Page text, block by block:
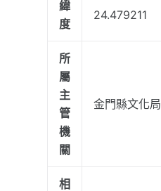
緯
度
24.479211
所
屬
主
管
機
關
金門縣文化局
相